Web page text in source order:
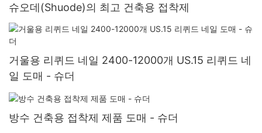
슈오데(Shuode)의 최고 건축용 접착제
거울용 리퀴드 네일 2400-12000개 US.15 리퀴드 네
일 도매 - 슈더
방수 건축용 접착제 제품 도매 - 슈더